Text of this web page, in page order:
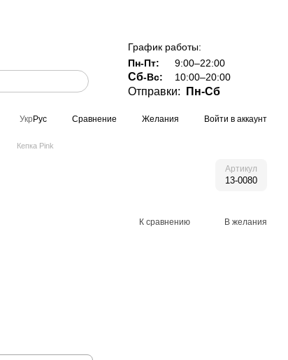
График работы:
Пн-Пт:
9:00–22:00
Сб-Вс: 10:00–20:00
Отправки: Пн-Сб
Укр Рус Сравнение Желания Войти в аккаунт
Кепка Pink
Артикул
13-0080
К сравнению В желания